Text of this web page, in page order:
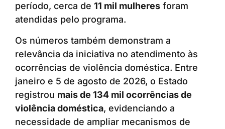
período, cerca de 11 mil mulheres foram
atendidas pelo programa.
Os números também demonstram a
relevância da iniciativa no atendimento às
ocorrências de violência doméstica. Entre
janeiro e 5 de agosto de 2026, o Estado
registrou mais de 134 mil ocorrências de
violência doméstica, evidenciando a
necessidade de ampliar mecanismos de